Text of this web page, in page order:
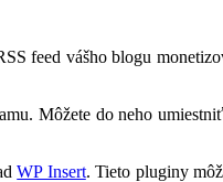
feed vášho blogu
Môžete do neho
WP Insert. Tieto pluginy